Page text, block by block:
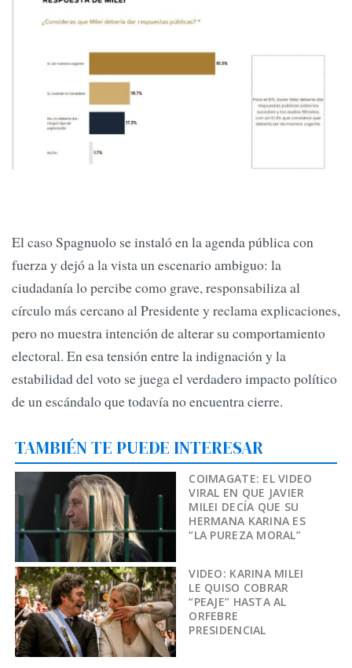
El caso Spagnuolo se instaló en la agenda pública con
fuerza y dejó a la vista un escenario ambiguo: la
ciudadanía lo percibe como grave, responsabiliza al
círculo más cercano al Presidente y reclama explicaciones,
pero no muestra intención de alterar su comportamiento
electoral. En esa tensión entre la indignación y la
estabilidad del voto se juega el verdadero impacto político
de un escándalo que todavía no encuentra cierre.
TAMBIÉN TE PUEDE INTERESAR
COIMAGATE: EL VIDEO
VIRAL EN QUE JAVIER
MILEI DECÍA QUE SU
HERMANA KARINA ES
“LA PUREZA MORAL”
VIDEO: KARINA MILEI
LE QUISO COBRAR
“PEAJE” HASTA AL
ORFEBRE
PRESIDENCIAL